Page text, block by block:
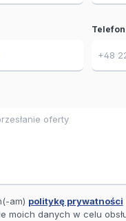
am) politykę prywatności
moich danych w celu